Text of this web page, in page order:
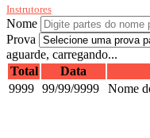
Instrutores
Nome
Prova
aguarde, carregando...
Total
Data
9999 99/99/9999 Nome